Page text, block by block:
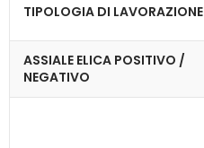
TIPOLOGIA DI LAVORAZIONE
ASSIALE ELICA POSITIVO /
NEGATIVO